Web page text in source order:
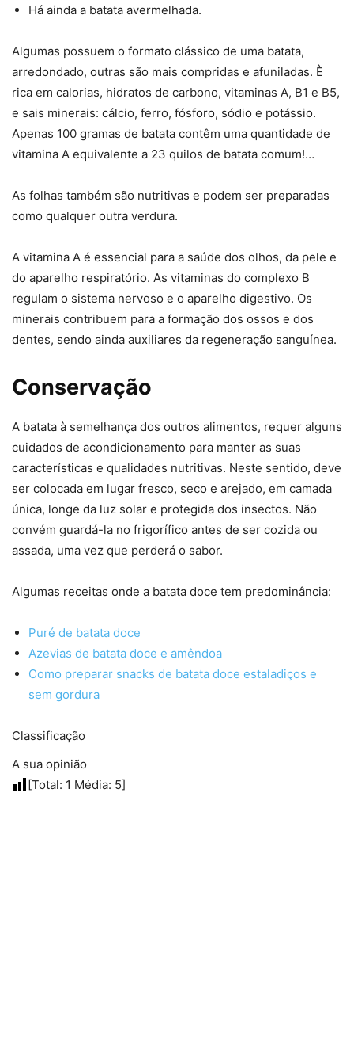
Há ainda a batata avermelhada.
Algumas possuem o formato clássico de uma batata,
arredondado, outras são mais compridas e afuniladas. È
rica em calorias, hidratos de carbono, vitaminas A, B1 e B5,
e sais minerais: cálcio, ferro, fósforo, sódio e potássio.
Apenas 100 gramas de batata contêm uma quantidade de
vitamina A equivalente a 23 quilos de batata comum!…
As folhas também são nutritivas e podem ser preparadas
como qualquer outra verdura.
A vitamina A é essencial para a saúde dos olhos, da pele e
do aparelho respiratório. As vitaminas do complexo B
regulam o sistema nervoso e o aparelho digestivo. Os
minerais contribuem para a formação dos ossos e dos
dentes, sendo ainda auxiliares da regeneração sanguínea.
Conservação
A batata à semelhança dos outros alimentos, requer alguns
cuidados de acondicionamento para manter as suas
características e qualidades nutritivas. Neste sentido, deve
ser colocada em lugar fresco, seco e arejado, em camada
única, longe da luz solar e protegida dos insectos. Não
convém guardá-la no frigorífico antes de ser cozida ou
assada, uma vez que perderá o sabor.
Algumas receitas onde a batata doce tem predominância:
Puré de batata doce
Azevias de batata doce e amêndoa
Como preparar snacks de batata doce estaladiços e
sem gordura
Classificação
A sua opinião
[Total: 1 Média: 5]